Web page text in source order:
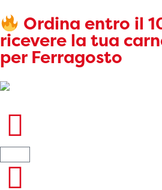
Ordina entro il
ricevere la tua
per Ferragosto